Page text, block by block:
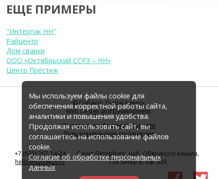
ЕЩЕ ПРИМЕРЫ
"Интерпак НН"
Райцентр
Дом сварки
ООО «Октябрьский ССРЗ – НН»
Центр Престиж
© Собакус. Digital Agency.
Web Design and Development.
Политика конфиденциальности
Пользовательское соглашение
+7 (831) 267-14-24
hello@sobakus.ru
Санкт-Петербург, наб. Обводного канала,
138 литер В, оф. 303
Мы используем файлы cookie для
обеспечения корректной работы сайта,
аналитики и повышения удобства.
Продолжая использовать сайт, вы
соглашаетесь на использование файлов
cookie.
Согласие об обработке персональных
данных